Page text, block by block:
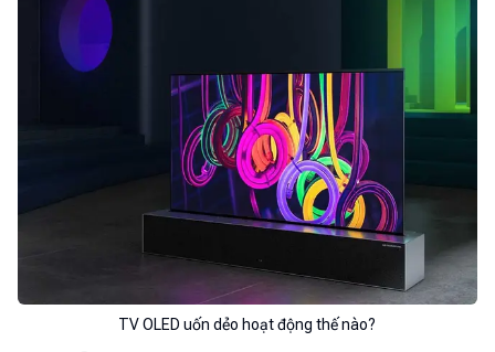
TV OLED uốn dẻo hoạt động thế nào?